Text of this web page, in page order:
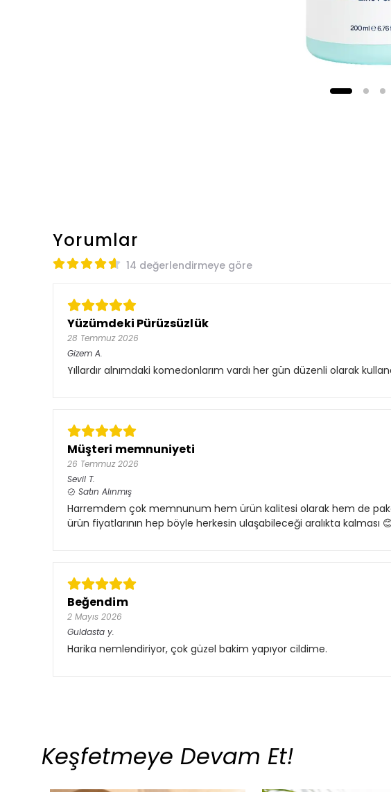
Yorumlar
14 değerlendirmeye göre
Yüzümdeki Pürüzsüzlük
28 Temmuz 2026
Gizem A.
Yıllardır alnımdaki komedonlarım vardı her gün düzenli olarak
Müşteri memnuniyeti
26 Temmuz 2026
Sevil T.
Satın Alınmış
Harremdem çok memnunum hem ürün kalitesi olarak hem de
ürün fiyatlarının hep böyle herkesin ulaşabileceği aralıkta
Beğendim
2 Mayıs 2026
Guldasta y.
Harika nemlendiriyor, çok güzel bakim yapıyor cildime.
Keşfetmeye Devam Et!